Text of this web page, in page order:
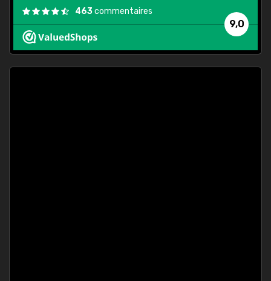
9,0
463commentaires